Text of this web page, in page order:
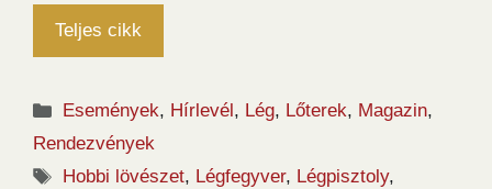
Teljes cikk
Kategória
Események, Hírlevél , Lég, Lőterek, Magazin,
Rendezvények
Címkék
Hobbi lövészet, Légfegyver, Légpisztoly,